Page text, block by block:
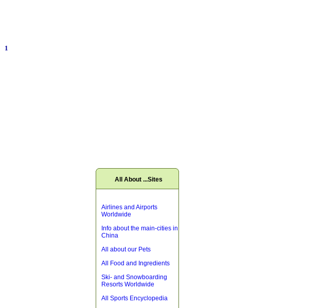
1
All About ...Sites
Airlines and Airports
Worldwide
Info about the main-cities in
China
All about our Pets
All Food and Ingredients
Ski- and Snowboarding
Resorts Worldwide
All Sports Encyclopedia